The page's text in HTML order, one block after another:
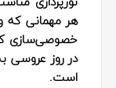
هر مهمانی که
خصوصی‌سازی
در روز عروسی
است.